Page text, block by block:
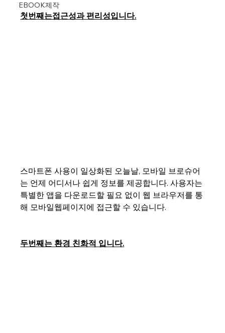
EBOOK제작
첫번째는접근성과 편리성입니다.
스마트폰 사용이 일상화된 오늘날, 모바일 브로슈어
는 언제 어디서나 쉽게 정보를 제공합니다. 사용자는
특별한 앱을 다운로드할 필요 없이 웹 브라우저를 통
해 모바일웹페이지에 접근할 수 있습니다.
두번째는 환경 친화적 입니다.